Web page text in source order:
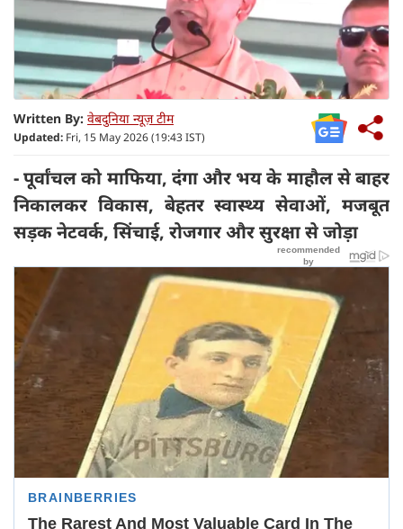
Written By: वेबदुनिया न्यूज़ टीम
Updated: Fri, 15 May 2026 (19:43 IST)
- पूर्वांचल को माफिया, दंगा और भय के माहौल से बाहर
निकालकर विकास, बेहतर स्वास्थ्य सेवाओं, मजबूत
सड़क नेटवर्क, सिंचाई, रोजगार और सुरक्षा से जोड़ा